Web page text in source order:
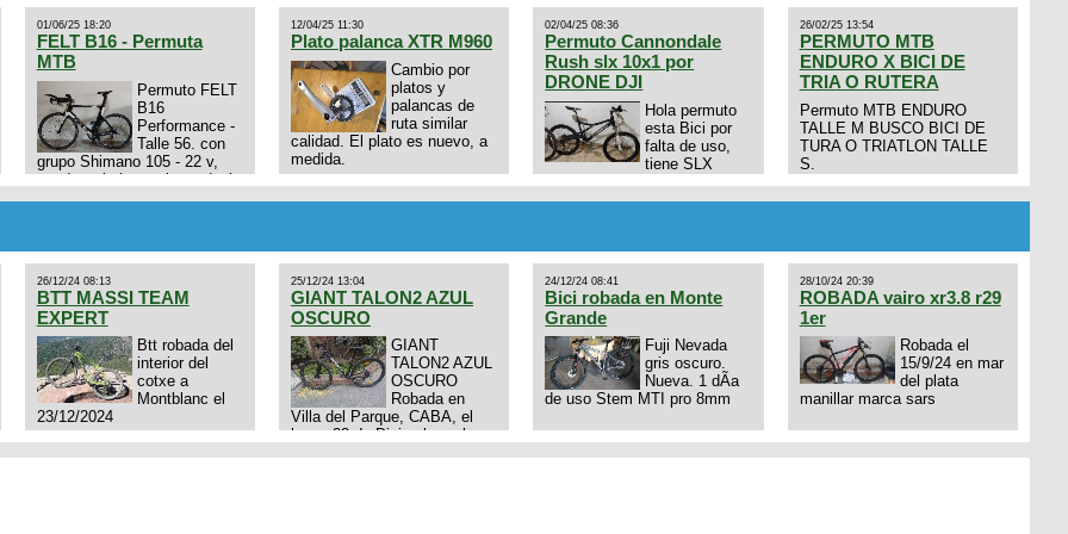
01/06/25 18:20
FELT B16 - Permuta
MTB
Permuto FELT
B16
Performance -
Talle 56. con
grupo Shimano 105 - 22 v,
cuadro: triatlon carbono dual
12/04/25 11:30
Plato palanca XTR M960
Cambio por
platos y
palancas de
ruta similar
calidad. El plato es nuevo, a
medida.
02/04/25 08:36
Permuto Cannondale
Rush slx 10x1 por
DRONE DJI
Hola permuto
esta Bici por
falta de uso,
tiene SLX
Horquilla Axon tope de gama
por drone de la marca Dji, les
interesa 3434568861 saludos
26/02/25 13:54
PERMUTO MTB
ENDURO X BICI DE
TRIA O RUTERA
Permuto MTB ENDURO
TALLE M BUSCO BICI DE
TURA O TRIATLON TALLE
S.
26/12/24 08:13
BTT MASSI TEAM
EXPERT
Btt robada del
interior del
cotxe a
Montblanc el
23/12/2024
25/12/24 13:04
GIANT TALON2 AZUL
OSCURO
GIANT
TALON2 AZUL
OSCURO
Robada en
Villa del Parque, CABA, el
lunes 23 de Diciembre a las
24/12/24 08:41
Bici robada en Monte
Grande
Fuji Nevada
gris oscuro.
Nueva. 1 dÃ­a
de uso Stem MTI pro 8mm
28/10/24 20:39
ROBADA vairo xr3.8 r29
1er
Robada el
15/9/24 en mar
del plata
manillar marca sars